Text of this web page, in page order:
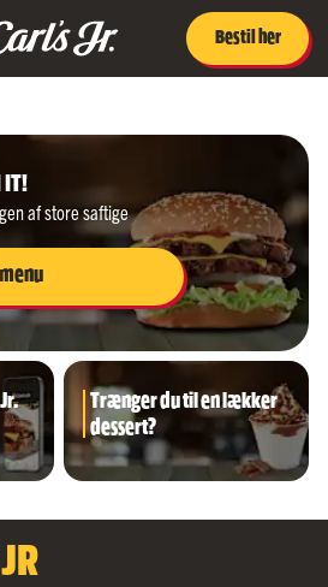
Bestil her
IT!
af store saftige
Trænger du til en lækker
dessert?